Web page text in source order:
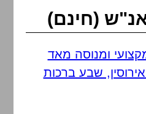
(חינם)
ומנוסה מאד
שבע ברכות